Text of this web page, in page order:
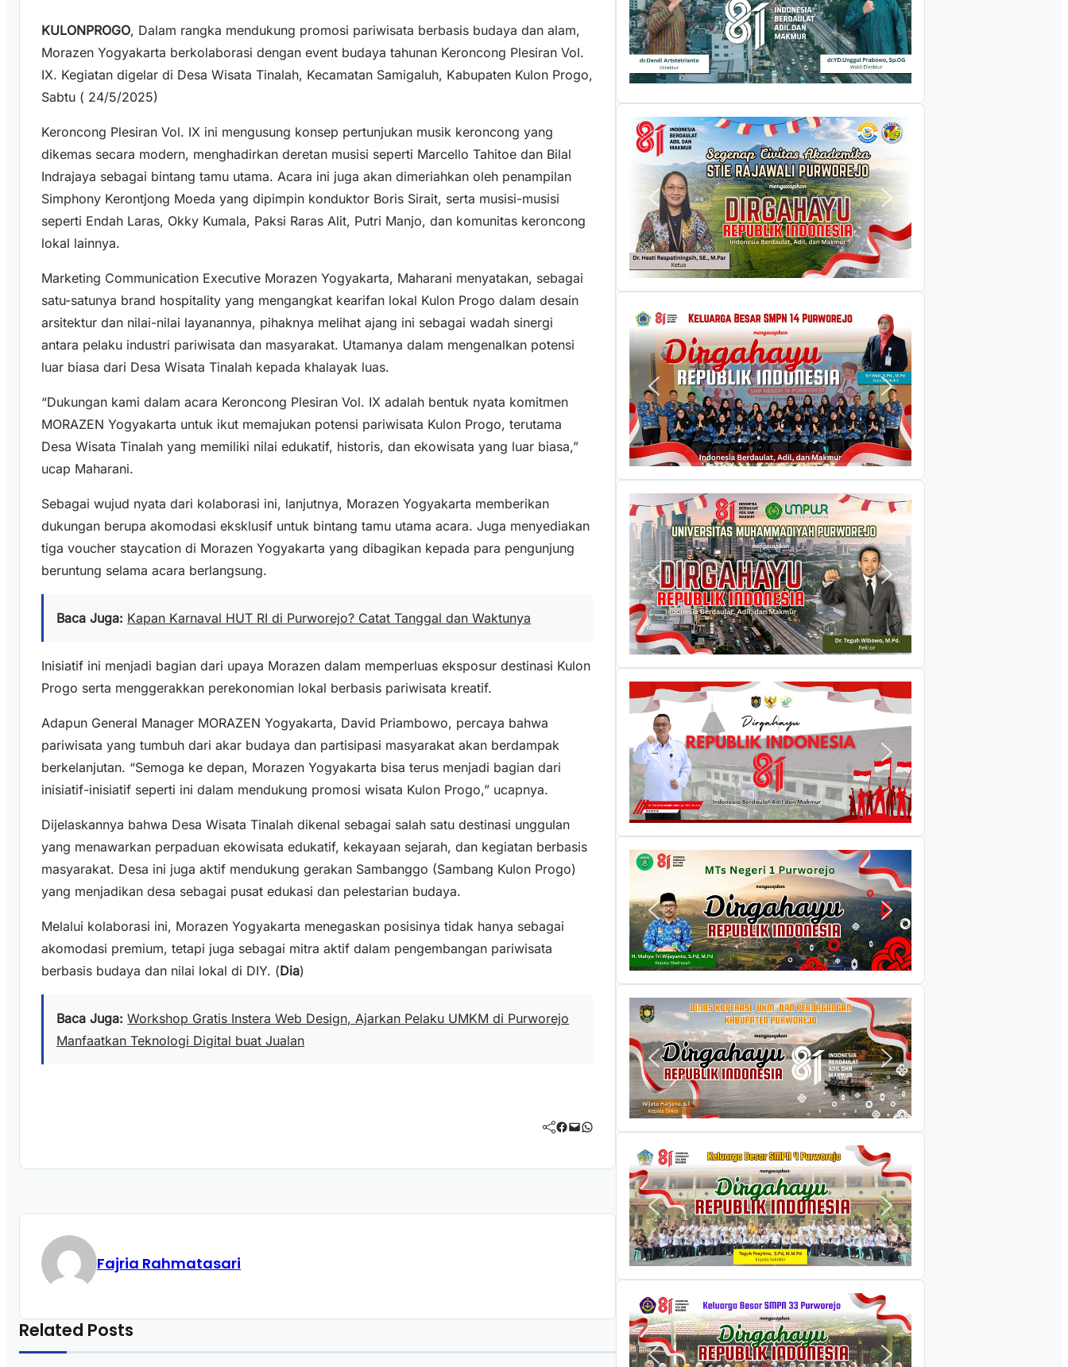
KULONPROGO, Dalam rangka mendukung promosi pariwisata berbasis budaya dan alam,
Morazen Yogyakarta berkolaborasi dengan event budaya tahunan Keroncong Plesiran Vol.
IX. Kegiatan digelar di Desa Wisata Tinalah, Kecamatan Samigaluh, Kabupaten Kulon Progo,
Sabtu ( 24/5/2025)
Keroncong Plesiran Vol. IX ini mengusung konsep pertunjukan musik keroncong yang
dikemas secara modern, menghadirkan deretan musisi seperti Marcello Tahitoe dan Bilal
Indrajaya sebagai bintang tamu utama. Acara ini juga akan dimeriahkan oleh penampilan
Simphony Kerontjong Moeda yang dipimpin konduktor Boris Sirait, serta musisi-musisi
seperti Endah Laras, Okky Kumala, Paksi Raras Alit, Putri Manjo, dan komunitas keroncong
lokal lainnya.
Marketing Communication Executive Morazen Yogyakarta, Maharani menyatakan, sebagai
satu-satunya brand hospitality yang mengangkat kearifan lokal Kulon Progo dalam desain
arsitektur dan nilai-nilai layanannya, pihaknya melihat ajang ini sebagai wadah sinergi
antara pelaku industri pariwisata dan masyarakat. Utamanya dalam mengenalkan potensi
luar biasa dari Desa Wisata Tinalah kepada khalayak luas.
“Dukungan kami dalam acara Keroncong Plesiran Vol. IX adalah bentuk nyata komitmen
MORAZEN Yogyakarta untuk ikut memajukan potensi pariwisata Kulon Progo, terutama
Desa Wisata Tinalah yang memiliki nilai edukatif, historis, dan ekowisata yang luar biasa,”
ucap Maharani.
Sebagai wujud nyata dari kolaborasi ini, lanjutnya, Morazen Yogyakarta memberikan
dukungan berupa akomodasi eksklusif untuk bintang tamu utama acara. Juga menyediakan
tiga voucher staycation di Morazen Yogyakarta yang dibagikan kepada para pengunjung
beruntung selama acara berlangsung.
Baca Juga: Kapan Karnaval HUT RI di Purworejo? Catat Tanggal dan Waktunya
Inisiatif ini menjadi bagian dari upaya Morazen dalam memperluas eksposur destinasi Kulon
Progo serta menggerakkan perekonomian lokal berbasis pariwisata kreatif.
Adapun General Manager MORAZEN Yogyakarta, David Priambowo, percaya bahwa
pariwisata yang tumbuh dari akar budaya dan partisipasi masyarakat akan berdampak
berkelanjutan. “Semoga ke depan, Morazen Yogyakarta bisa terus menjadi bagian dari
inisiatif-inisiatif seperti ini dalam mendukung promosi wisata Kulon Progo,” ucapnya.
Dijelaskannya bahwa Desa Wisata Tinalah dikenal sebagai salah satu destinasi unggulan
yang menawarkan perpaduan ekowisata edukatif, kekayaan sejarah, dan kegiatan berbasis
masyarakat. Desa ini juga aktif mendukung gerakan Sambanggo (Sambang Kulon Progo)
yang menjadikan desa sebagai pusat edukasi dan pelestarian budaya.
Melalui kolaborasi ini, Morazen Yogyakarta menegaskan posisinya tidak hanya sebagai
akomodasi premium, tetapi juga sebagai mitra aktif dalam pengembangan pariwisata
berbasis budaya dan nilai lokal di DIY. (Dia)
Baca Juga: Workshop Gratis Instera Web Design, Ajarkan Pelaku UMKM di Purworejo
Manfaatkan Teknologi Digital buat Jualan
Facebook Mail WhatsApp
Fajria Rahmatasari
Related Posts